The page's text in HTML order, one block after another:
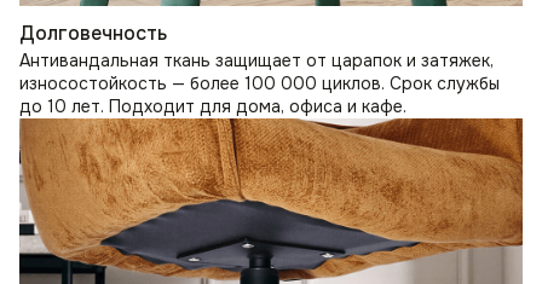
Долговечность
Антивандальная ткань защищает от царапок и затяжек,
износостойкость — более 100 000 циклов. Срок службы
до 10 лет. Подходит для дома, офиса и кафе.